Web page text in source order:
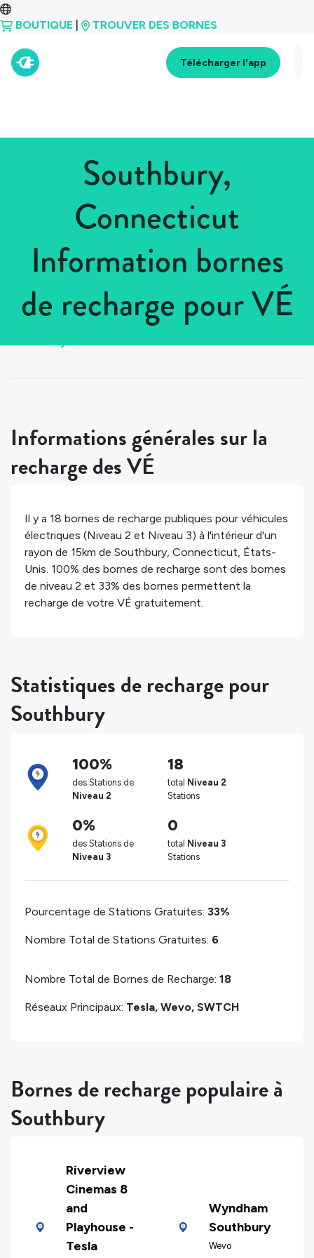
BOUTIQUE TROUVER DES BORNES
Télécharger l'app
Southbury,
Connecticut
Information bornes
de recharge pour VÉ
États-Unis > Connecticut
Informations générales sur la
recharge des VÉ
Il y a 18 bornes de recharge publiques pour véhicules
électriques (Niveau 2 et Niveau 3) à l'intérieur d'un
rayon de 15km de Southbury, Connecticut, États-
Unis. 100% des bornes de recharge sont des bornes
de niveau 2 et 33% des bornes permettent la
recharge de votre VÉ gratuitement.
Statistiques de recharge pour
Southbury
100%
des Stations de
Niveau 2
18
total Niveau 2
Stations
0%
des Stations de
Niveau 3
0
total Niveau 3
Stations
Pourcentage de Stations Gratuites: 33%
Nombre Total de Stations Gratuites: 6
Nombre Total de Bornes de Recharge: 18
Réseaux Principaux: Tesla, Wevo, SWTCH
Bornes de recharge populaire à
Southbury
Riverview
Cinemas 8
and
Playhouse -
Tesla
Wyndham
Southbury
Wevo